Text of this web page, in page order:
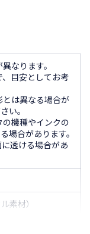
なります。
目安としてお考
は異なる場合が
い。
機種やインクの
場合があります。
透ける場合があ
素材）